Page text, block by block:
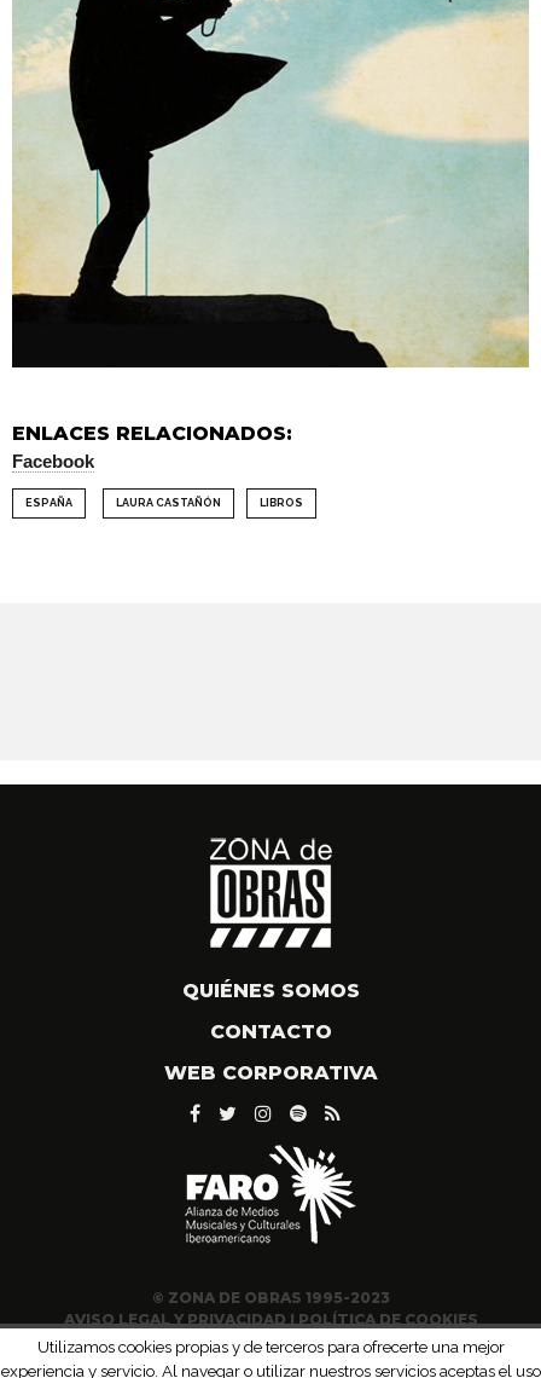
ENLACES RELACIONADOS:
Facebook
ESPAÑA LAURA CASTAÑÓN LIBROS
QUIÉNES SOMOS
CONTACTO
WEB CORPORATIVA
© ZONA DE OBRAS 1995-2023
AVISO LEGAL Y PRIVACIDAD | POLÍTICA DE COOKIES
Utilizamos cookies propias y de terceros para ofrecerte una mejor
experiencia y servicio. Al navegar o utilizar nuestros servicios aceptas el uso